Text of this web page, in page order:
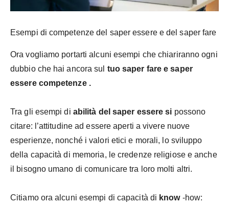
Esempi di competenze del saper essere e del saper fare
Ora vogliamo portarti alcuni esempi che chiariranno ogni
dubbio che hai ancora sul tuo saper fare e saper
essere competenze .
Tra gli esempi di abilità del saper essere si possono
citare: l’attitudine ad essere aperti a vivere nuove
esperienze, nonché i valori etici e morali, lo sviluppo
della capacità di memoria, le credenze religiose e anche
il bisogno umano di comunicare tra loro molti altri.
Citiamo ora alcuni esempi di capacità di know-how: